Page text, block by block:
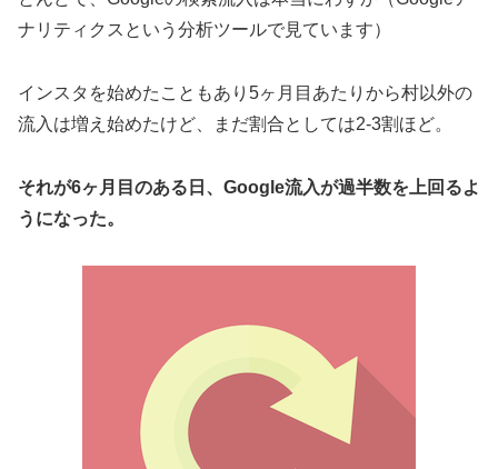
ナリティクスという分析ツールで見ています）
インスタを始めたこともあり5ヶ月目あたりから村以外の
流入は増え始めたけど、まだ割合としては2-3割ほど。
それが6ヶ月目のある日、Google流入が過半数を上回るよ
うになった。